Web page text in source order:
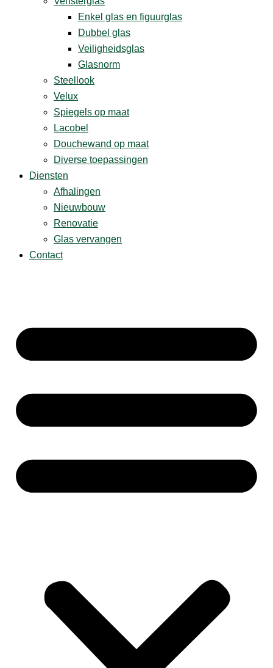
Enkel glas en figuurglas
Dubbel glas
Veiligheidsglas
Glasnorm
Steellook
Velux
Spiegels op maat
Lacobel
Douchewand op maat
Diverse ­toepassingen
Diensten
Afhalingen
Nieuwbouw
Renovatie
Glas vervangen
Contact